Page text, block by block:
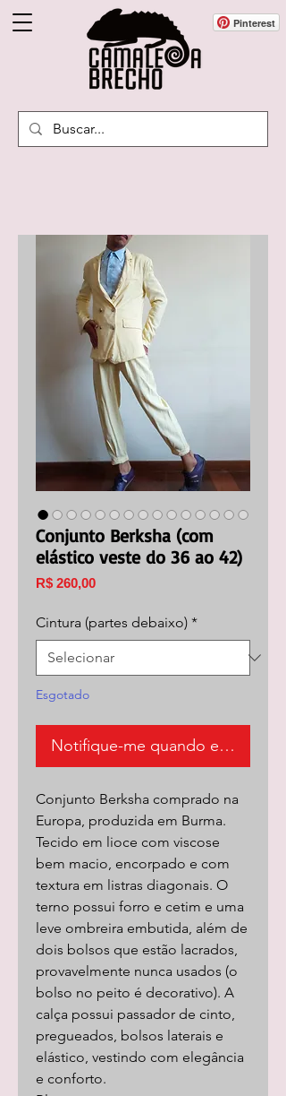
Pinterest
Conjunto Berksha (com
elástico veste do 36 ao 42)
R$ 260,00Preço
Cintura (partes debaixo) *
Esgotado
Notifique-me quando estiver
Conjunto Berksha comprado na
Europa, produzida em Burma.
Tecido em lioce com viscose
bem macio, encorpado e com
textura em listras diagonais. O
terno possui forro e cetim e uma
leve ombreira embutida, além de
dois bolsos que estão lacrados,
provavelmente nunca usados (o
bolso no peito é decorativo). A
calça possui passador de cinto,
pregueados, bolsos laterais e
elástico, vestindo com elegância
e conforto.